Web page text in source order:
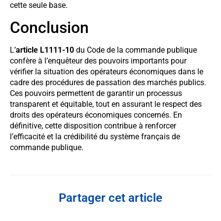
cette seule base.
Conclusion
L’article L1111-10 du Code de la commande publique
confère à l’enquêteur des pouvoirs importants pour
vérifier la situation des opérateurs économiques dans le
cadre des procédures de passation des marchés publics.
Ces pouvoirs permettent de garantir un processus
transparent et équitable, tout en assurant le respect des
droits des opérateurs économiques concernés. En
définitive, cette disposition contribue à renforcer
l’efficacité et la crédibilité du système français de
commande publique.
Partager cet article